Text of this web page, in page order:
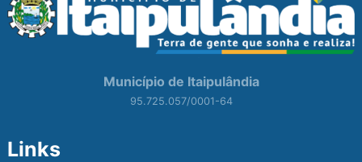
Município de Itaipulândia
95.725.057/0001-64
Links